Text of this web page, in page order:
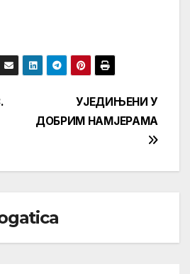
УЈЕДИЊЕНИ У
ДОБРИМ НАМЈЕРАМА